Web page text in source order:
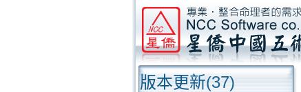
版本更新(37)